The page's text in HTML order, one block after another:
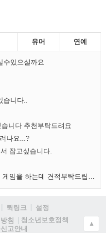
유머 연예
수있으실까요
니다..
니다 추천부탁드려요
나요...?
잡고싶습니다.
퀵링크
설정
침
청소년보호정책
고안내
▲